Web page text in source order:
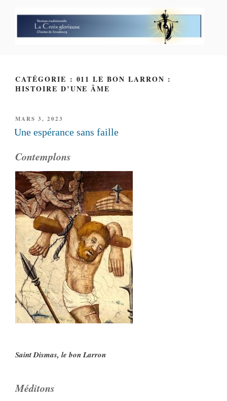
CATÉGORIE : 011 LE BON LARRON :
HISTOIRE D’UNE ÂME
PUBLIÉ
LE
MARS 3, 2023
Une espérance sans faille
Contemplons
Saint Dismas, le bon Larron
Méditons